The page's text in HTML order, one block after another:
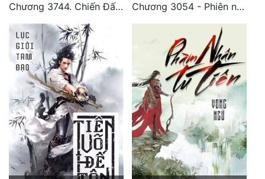
Chương 3744. Chiến Đấu nghiền ép, Cực Thiên Chỉ Chủ (Đại Kết Cục)
Chương 3054 - Phiên ngoại 3: Nhật ký của Tống Như Nguyệt (2)